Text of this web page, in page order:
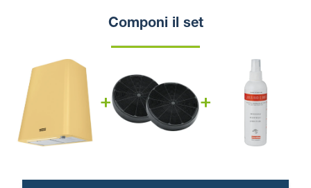
Componi il set
+ +